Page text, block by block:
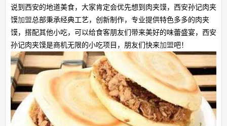
说到西安的地道美食，大家肯定会优先想到肉夹馍，西安孙记肉夹
馍加盟总部秉承经典工艺，创新制作，专业提供特色多多的肉夹
馍，搭配其他小吃，可以给食客朋友们带来美好的味蕾盛宴，西安
孙记肉夹馍是商机无限的小吃项目，朋友们快来加盟吧！